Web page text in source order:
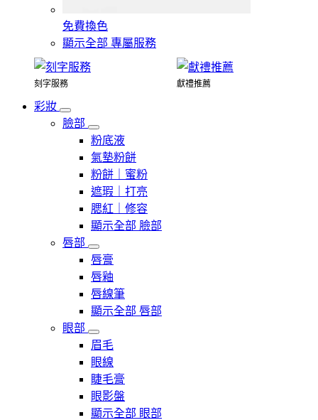
免費換色
顯示全部 專屬服務
刻字服務 獻禮推薦
彩妝
臉部
粉底液
氣墊粉餅
粉餅｜蜜粉
遮瑕｜打亮
腮紅｜修容
顯示全部 臉部
唇部
唇膏
唇釉
唇線筆
顯示全部 唇部
眼部
眉毛
眼線
睫毛膏
眼影盤
顯示全部 眼部